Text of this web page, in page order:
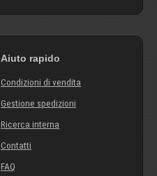
Aiuto rapido
Condizioni di vendita
Gestione spedizioni
Ricerca interna
Contatti
FAQ